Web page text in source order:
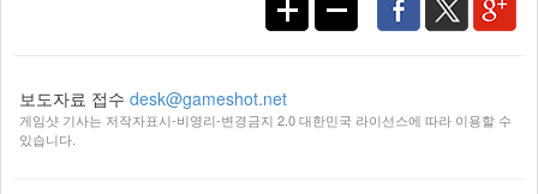
보도자료 접수 desk@gameshot.net
게임샷 기사는 저작자표시-비영리-변경금지 2.0 대한민국 라이선스에 따라 이용할 수
있습니다.